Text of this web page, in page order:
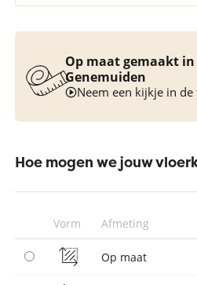
Op maat gemaakt
Genemuiden
Neem een kijkje in
Hoe mogen we jouw
Vorm Afmeting
Op maat